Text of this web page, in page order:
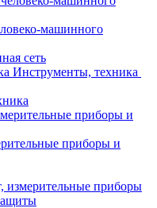
машинного
сеть
Инструменты, техника
приборы и
измерительные приборы